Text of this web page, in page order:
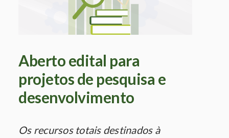
Aberto edital para
projetos de pesquisa e
desenvolvimento
Os recursos totais destinados à